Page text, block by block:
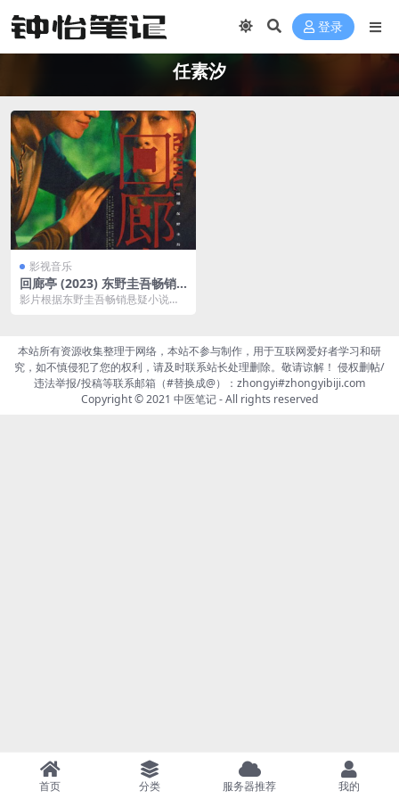
登录
任素汐
影视音乐
回廊亭 (2023) 东野圭吾畅销
悬疑小说改编 任素汐 刘敏涛
影片根据东野圭吾畅销悬疑小说
本站所有资源收集整理于网络，本站不参与制作，用于互联网爱好者学习和研
究，如不慎侵犯了您的权利，请及时联系站长处理删除。敬请谅解！ 侵权删帖/
违法举报/投稿等联系邮箱（#替换成@）：zhongyi#zhongyibiji.com
Copyright © 2021 中医笔记- All rights reserved
首页 分类 服务器推荐 我的